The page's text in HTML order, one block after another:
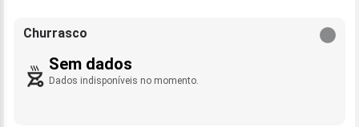
Churrasco
Sem dados
Dados indisponíveis no momento.